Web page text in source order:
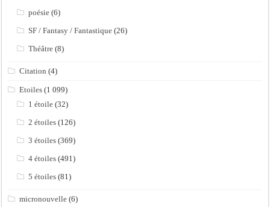
poésie (6)
SF / Fantasy / Fantastique (26)
Théâtre (8)
Citation (4)
Etoiles (1 099)
1 étoile (32)
2 étoiles (126)
3 étoiles (369)
4 étoiles (491)
5 étoiles (81)
micronouvelle (6)